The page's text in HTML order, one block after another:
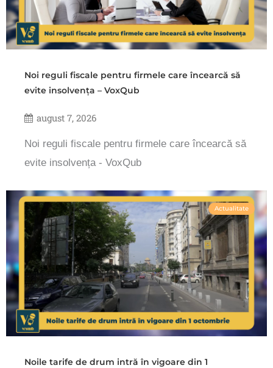
Noi reguli fiscale pentru firmele care încearcă să
evite insolvența – VoxQub
august 7, 2026
Noi reguli fiscale pentru firmele care încearcă să
evite insolvența - VoxQub
Actualitate
Noile tarife de drum intră în vigoare din 1